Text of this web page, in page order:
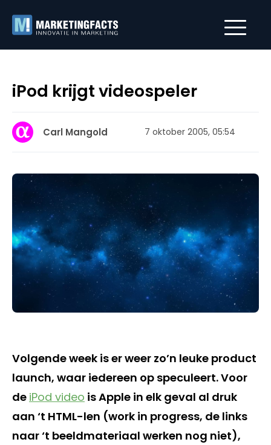
iPod krijgt videospeler
Carl Mangold 7 oktober 2005, 05:54
Volgende week is er weer zo’n leuke product
launch, waar iedereen op speculeert. Voor
de iPod video is Apple in elk geval al druk
aan ‘t HTML-len (work in progress, de links
naar ‘t beeldmateriaal werken nog niet),